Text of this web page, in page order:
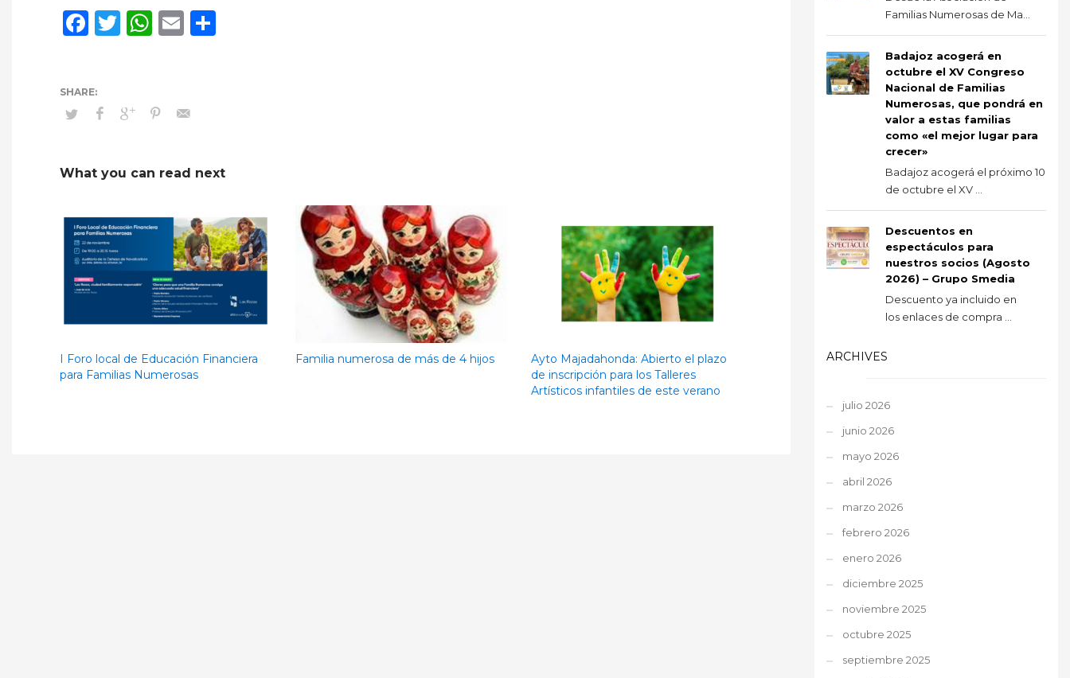
Facebook
Twitter
WhatsApp
Email
What you can read next
I Foro local de Educación Financiera
para Familias Numerosas
Familia numerosa de más de 4 hijos
Ayto Majadahonda: Abierto el plazo
de inscripción para los Talleres
Artísticos infantiles de este verano
Familias Numerosas de Ma...
Badajoz acogerá en
octubre el XV Congreso
Nacional de Familias
Numerosas, que pondrá en
valor a estas familias
como «el mejor lugar para
crecer»
Badajoz acogerá el próximo 10
de octubre el XV ...
Descuentos en
espectáculos para
nuestros socios (Agosto
2026) – Grupo Smedia
Descuento ya incluido en
los enlaces de compra ...
ARCHIVES
julio 2026
junio 2026
mayo 2026
abril 2026
marzo 2026
febrero 2026
enero 2026
diciembre 2025
noviembre 2025
octubre 2025
septiembre 2025